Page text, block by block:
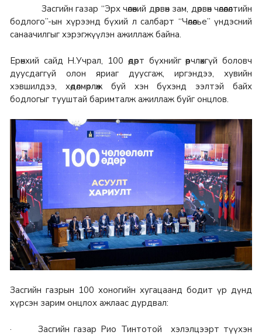
Засгийн газар “Эрх чөлөөний дөрвөн зам, дөрвөн чөлөөлөлтийн
бодлого”-ын хүрээнд бүхий л салбарт “Чөлөөлье” үндэсний
санаачилгыг хэрэгжүүлэн ажиллаж байна.
Ерөнхий сайд Н.Учрал, 100 өдөрт бүхнийг өөрчлөхгүй боловч
дуусдаггүй олон яриаг дуусгаж, иргэндээ, хувийн
хэвшилдээ, хөдөлмөрлөж буй хэн бүхэнд ээлтэй байх
бодлогыг тууштай баримталж ажиллаж буйг онцлов.
Засгийн газрын 100 хоногийн хугацаанд бодит үр дүнд
хүрсэн зарим онцлох ажлаас дурдвал:
· Засгийн газар Рио Тинтотой хэлэлцээрт түүхэн